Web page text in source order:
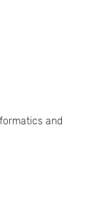
and